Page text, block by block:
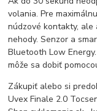
volania. Pre
núdzové kontakty,
nehody. Senzor a
Bluetooth Low
môže sa dobiť
Zákupiť alebo si
Uvex Finale 2.0